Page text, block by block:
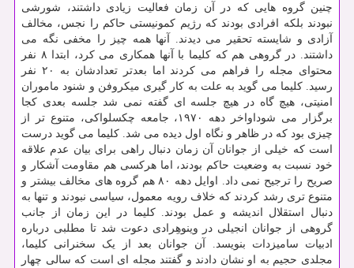
چنین گروه هایی که در آن زمان فعالیت زیادی داشتند، شورشی
نبودند بلکه افرادی بودند که رژیم کمونیستی حاکم را نجس، مخالف
آزادی و شایسته تحقیر می دیدند. آنها همه چیز را مخفی نگه می
داشتند. در گروهی هم که کلیما با آنها همکاری می کرد، ابتدا ۸ نفر
محتوای مجله را فراهم می کردند اما بعدتر تعدادشان به ۲۰ نفر
رسید. کلیما می گوید به علت به کار گیری میکروفن و شنود ماموران
امنیتی، هیچ گاه در هیچ جلسه ای گفته نمی شد جلسه بعدی کجا
برگزار می شوداواخر دهه ۱۹۷۰، جامعه چکسلواکی، متنوع تر از
چیزی بود که در ظاهر و نگاه اول دیده می شد. کلیما می گوید درست
است که خیلی از جوانان آن زمان دنبال راهی برای بیان عدم علاقه
خود نسبت به وضعیت حاکم بودند، اما هرکسی هم مقاومت آشکار و
صریح را ترجیح نمی داد. اوایل دهه ۸۰ هم گروه های مخالف بیشتر و
متنوع تری رشد کردند که خلاف رویه معمول، سیاسی نبودند و تنها به
دنبال استقلال اندیشه و عمل بودند. کلیما در این زمان از جانب
گروهی از جوانان انجیلی در وینوهِرادی دعوت شد تا مطلبی درباره
ادبیات سامیزدات بنویسد. آن جوانان بعد از یک سخنرانی کلیما،
مجلدی حجیم به او نشان دادند و گفتند مجله ای است که سالی چهار